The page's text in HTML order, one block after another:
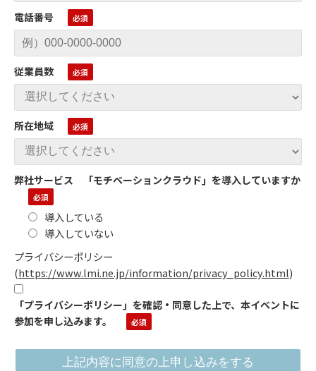
電話番号
従業員数
所在地域
弊社サービス 「モチベーションクラウド」を導入していますか
導入している
導入していない
プライバシーポリシー
(https://www.lmi.ne.jp/information/privacy_policy.html)
「プライバシーポリシー」を確認・同意した上で、本イベントに
参加を申し込みます。